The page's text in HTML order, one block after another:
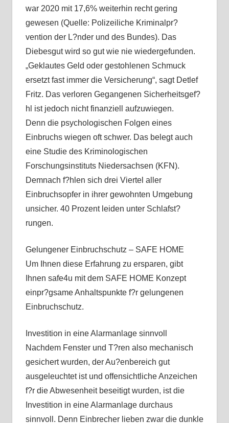
war 2020 mit 17,6% weiterhin recht gering
gewesen (Quelle: Polizeiliche Kriminalpr?
vention der L?nder und des Bundes). Das
Diebesgut wird so gut wie nie wiedergefunden.
„Geklautes Geld oder gestohlenen Schmuck
ersetzt fast immer die Versicherung“, sagt Detlef
Fritz. Das verloren Gegangenen Sicherheitsgef?
hl ist jedoch nicht finanziell aufzuwiegen.
Denn die psychologischen Folgen eines
Einbruchs wiegen oft schwer. Das belegt auch
eine Studie des Kriminologischen
Forschungsinstituts Niedersachsen (KFN).
Demnach f?hlen sich drei Viertel aller
Einbruchsopfer in ihrer gewohnten Umgebung
unsicher. 40 Prozent leiden unter Schlafst?
rungen.
Gelungener Einbruchschutz – SAFE HOME
Um Ihnen diese Erfahrung zu ersparen, gibt
Ihnen safe4u mit dem SAFE HOME Konzept
einpr?gsame Anhaltspunkte f?r gelungenen
Einbruchschutz.
Investition in eine Alarmanlage sinnvoll
Nachdem Fenster und T?ren also mechanisch
gesichert wurden, der Au?enbereich gut
ausgeleuchtet ist und offensichtliche Anzeichen
f?r die Abwesenheit beseitigt wurden, ist die
Investition in eine Alarmanlage durchaus
sinnvoll. Denn Einbrecher lieben zwar die dunkle